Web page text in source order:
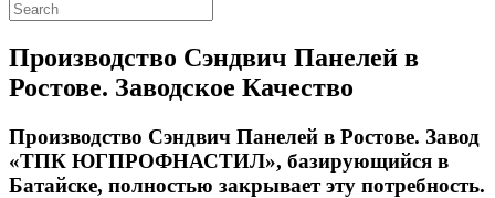
Производство Сэндвич Панелей в
Ростове. Заводское Качество
Производство Сэндвич Панелей в Ростове. Завод
«ТПК ЮГПРОФНАСТИЛ», базирующийся в
Батайске, полностью закрывает эту потребность.